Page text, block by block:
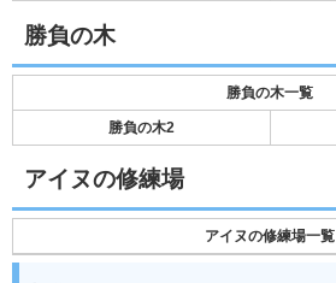
勝負の木
勝負の木一覧
勝負の木2
アイヌの修練場
アイヌの修練場一覧